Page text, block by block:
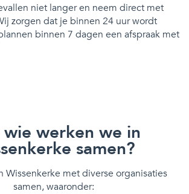
niet langer en neem direct met
zorgen dat je binnen 24 uur wordt
binnen 7 dagen een afspraak met
werken we in
samen?
Wissenkerke met diverse organisaties
samen, waaronder: